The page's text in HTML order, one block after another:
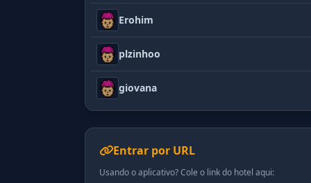
Erohim
plzinhoo
giovana
Entrar por URL
Usando o aplicativo? Cole o link do hotel aqui: